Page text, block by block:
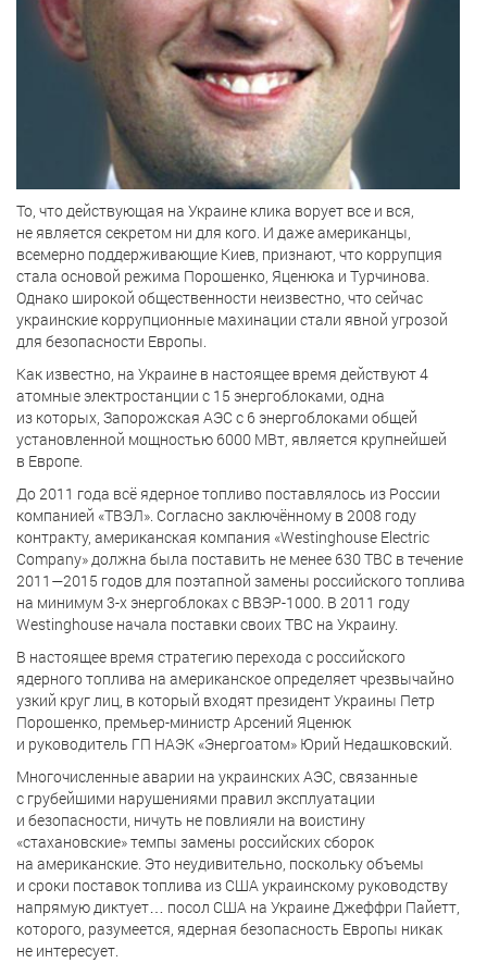
То, что действующая на Украине клика ворует все и вся,
не является секретом ни для кого. И даже американцы,
всемерно поддерживающие Киев, признают, что коррупция
стала основой режима Порошенко, Яценюка и Турчинова.
Однако широкой общественности неизвестно, что сейчас
украинские коррупционные махинации стали явной угрозой
для безопасности Европы.
Как известно, на Украине в настоящее время действуют 4
атомные электростанции с 15 энергоблоками, одна
из которых, Запорожская АЭС с 6 энергоблоками общей
установленной мощностью 6000 МВт, является крупнейшей
в Европе.
До 2011 года всё ядерное топливо поставлялось из России
компанией «ТВЭЛ». Согласно заключённому в 2008 году
контракту, американская компания «Westinghouse Electric
Company» должна была поставить не менее 630 ТВС в течение
2011—2015 годов для поэтапной замены российского топлива
на минимум 3-х энергоблоках с ВВЭР-1000. В 2011 году
Westinghouse начала поставки своих ТВС на Украину.
В настоящее время стратегию перехода с российского
ядерного топлива на американское определяет чрезвычайно
узкий круг лиц, в который входят президент Украины Петр
Порошенко, премьер-министр Арсений Яценюк
и руководитель ГП НАЭК «Энергоатом» Юрий Недашковский.
Многочисленные аварии на украинских АЭС, связанные
с грубейшими нарушениями правил эксплуатации
и безопасности, ничуть не повлияли на воистину
«стахановские» темпы замены российских сборок
на американские. Это неудивительно, поскольку объемы
и сроки поставок топлива из США украинскому руководству
напрямую диктует… посол США на Украине Джеффри Пайетт,
которого, разумеется, ядерная безопасность Европы никак
не интересует.